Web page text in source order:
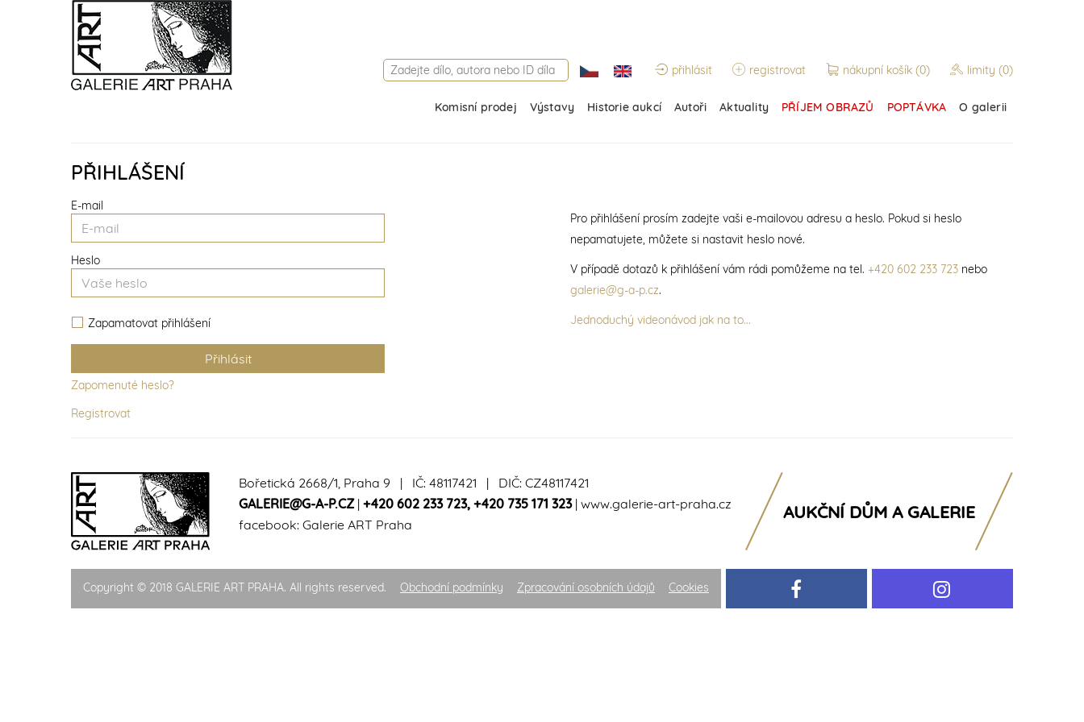
přihlásit registrovat nákupní košík (0) limity (0)
Komisní prodej Výstavy Historie aukcí Autoři Aktuality PŘÍJEM OBRAZŮ POPTÁVKA O galerii
PŘIHLÁŠENÍ
E-mail
Heslo
Zapamatovat přihlášení
Zapomenuté heslo?
Registrovat
Pro přihlášení prosím zadejte vaši e-mailovou adresu a heslo. Pokud si heslo
nepamatujete, můžete si nastavit heslo nové.
V případě dotazů k přihlášení vám rádi pomůžeme na tel. +420 602 233 723nebo
galerie@g-a-p.cz.
Jednoduchý videonávod jak na to...
Bořetická 2668/1, Praha 9 | IČ: 48117421 | DIČ: CZ48117421
GALERIE@G-A-P.CZ| +420 602 233 723, +420 735 171 323| www.galerie-art-praha.cz
facebook: Galerie ART Praha
AUKČNÍ DŮM A GALERIE
Copyright © 2018 GALERIE ART PRAHA. All rights reserved. Obchodní podmínky Zpracování osobních údajů Cookies